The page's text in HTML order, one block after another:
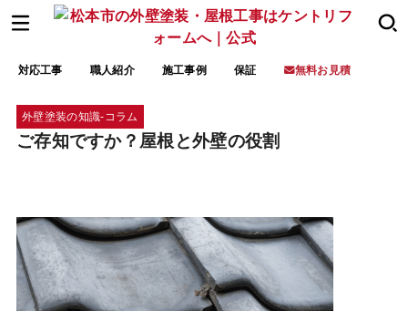
対応工事 職人紹介 施工事例 保証 無料お見積
外壁塗装の知識-コラム
ご存知ですか？屋根と外壁の役割